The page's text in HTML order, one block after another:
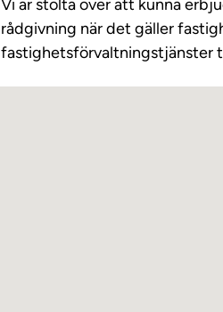
Vi är stolta över att kunna
rådgivning när det gäller
fastighetsförvaltningstjänster